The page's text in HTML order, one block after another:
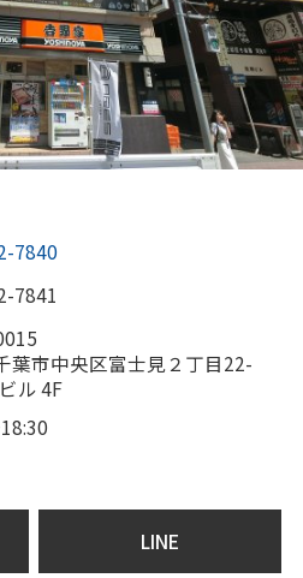
7840
7841
葉市中央区富士見２丁目22-
ル 4F
LINE